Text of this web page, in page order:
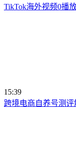
TikTok海外视频0播
15:39
跨境电商自养号测评